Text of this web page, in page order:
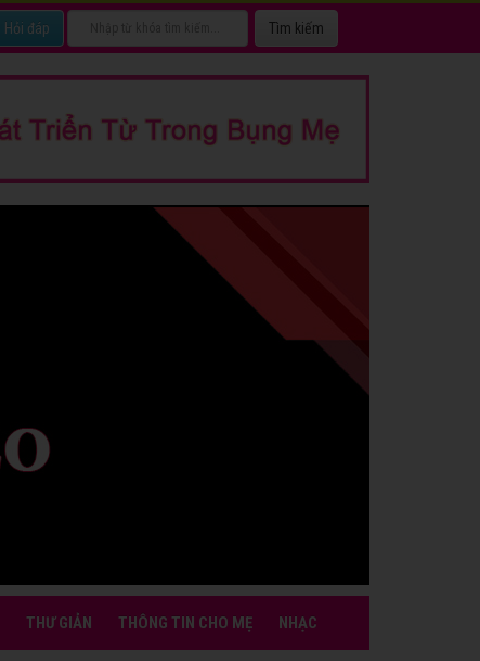
Hỏi đáp
THƯ GIẢN THÔNG TIN CHO MẸ NHẠC